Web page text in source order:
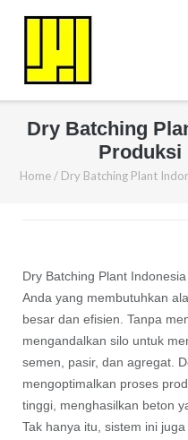
Dry Batching
Produksi
Home / Dry Batching Plant
Dry Batching Plant
Anda yang membutuhkan
besar dan efisien. Tanpa
mengandalkan silo untuk
semen, pasir, dan agregat.
mengoptimalkan proses
tinggi, menghasilkan beton
Tak hanya itu, sistem ini